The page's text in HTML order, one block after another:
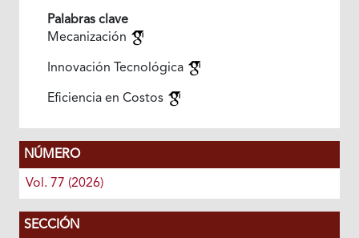
Palabras clave
Mecanización
Innovación Tecnológica
Eficiencia en Costos
NÚMERO
Vol. 77 (2026)
SECCIÓN